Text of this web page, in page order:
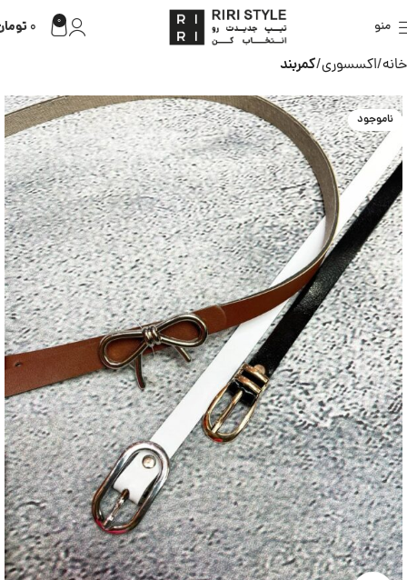
منو 0
0
خانه اکسسوری کمربند
ناموجود